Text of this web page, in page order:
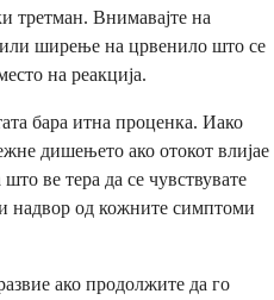
третман. Внимавајте на
или ширење на црвенило што се
на реакција.
бара итна проценка. Иако
дишењето ако отокот влијае
ве тера да се чувствувате
надвор од кожните симптоми
ако продолжите да го